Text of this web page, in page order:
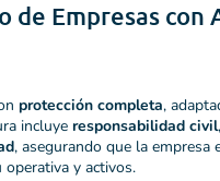
de Empresas con
protección completa,
incluye responsabilidad civil,
, asegurando que la empresa
y activos.